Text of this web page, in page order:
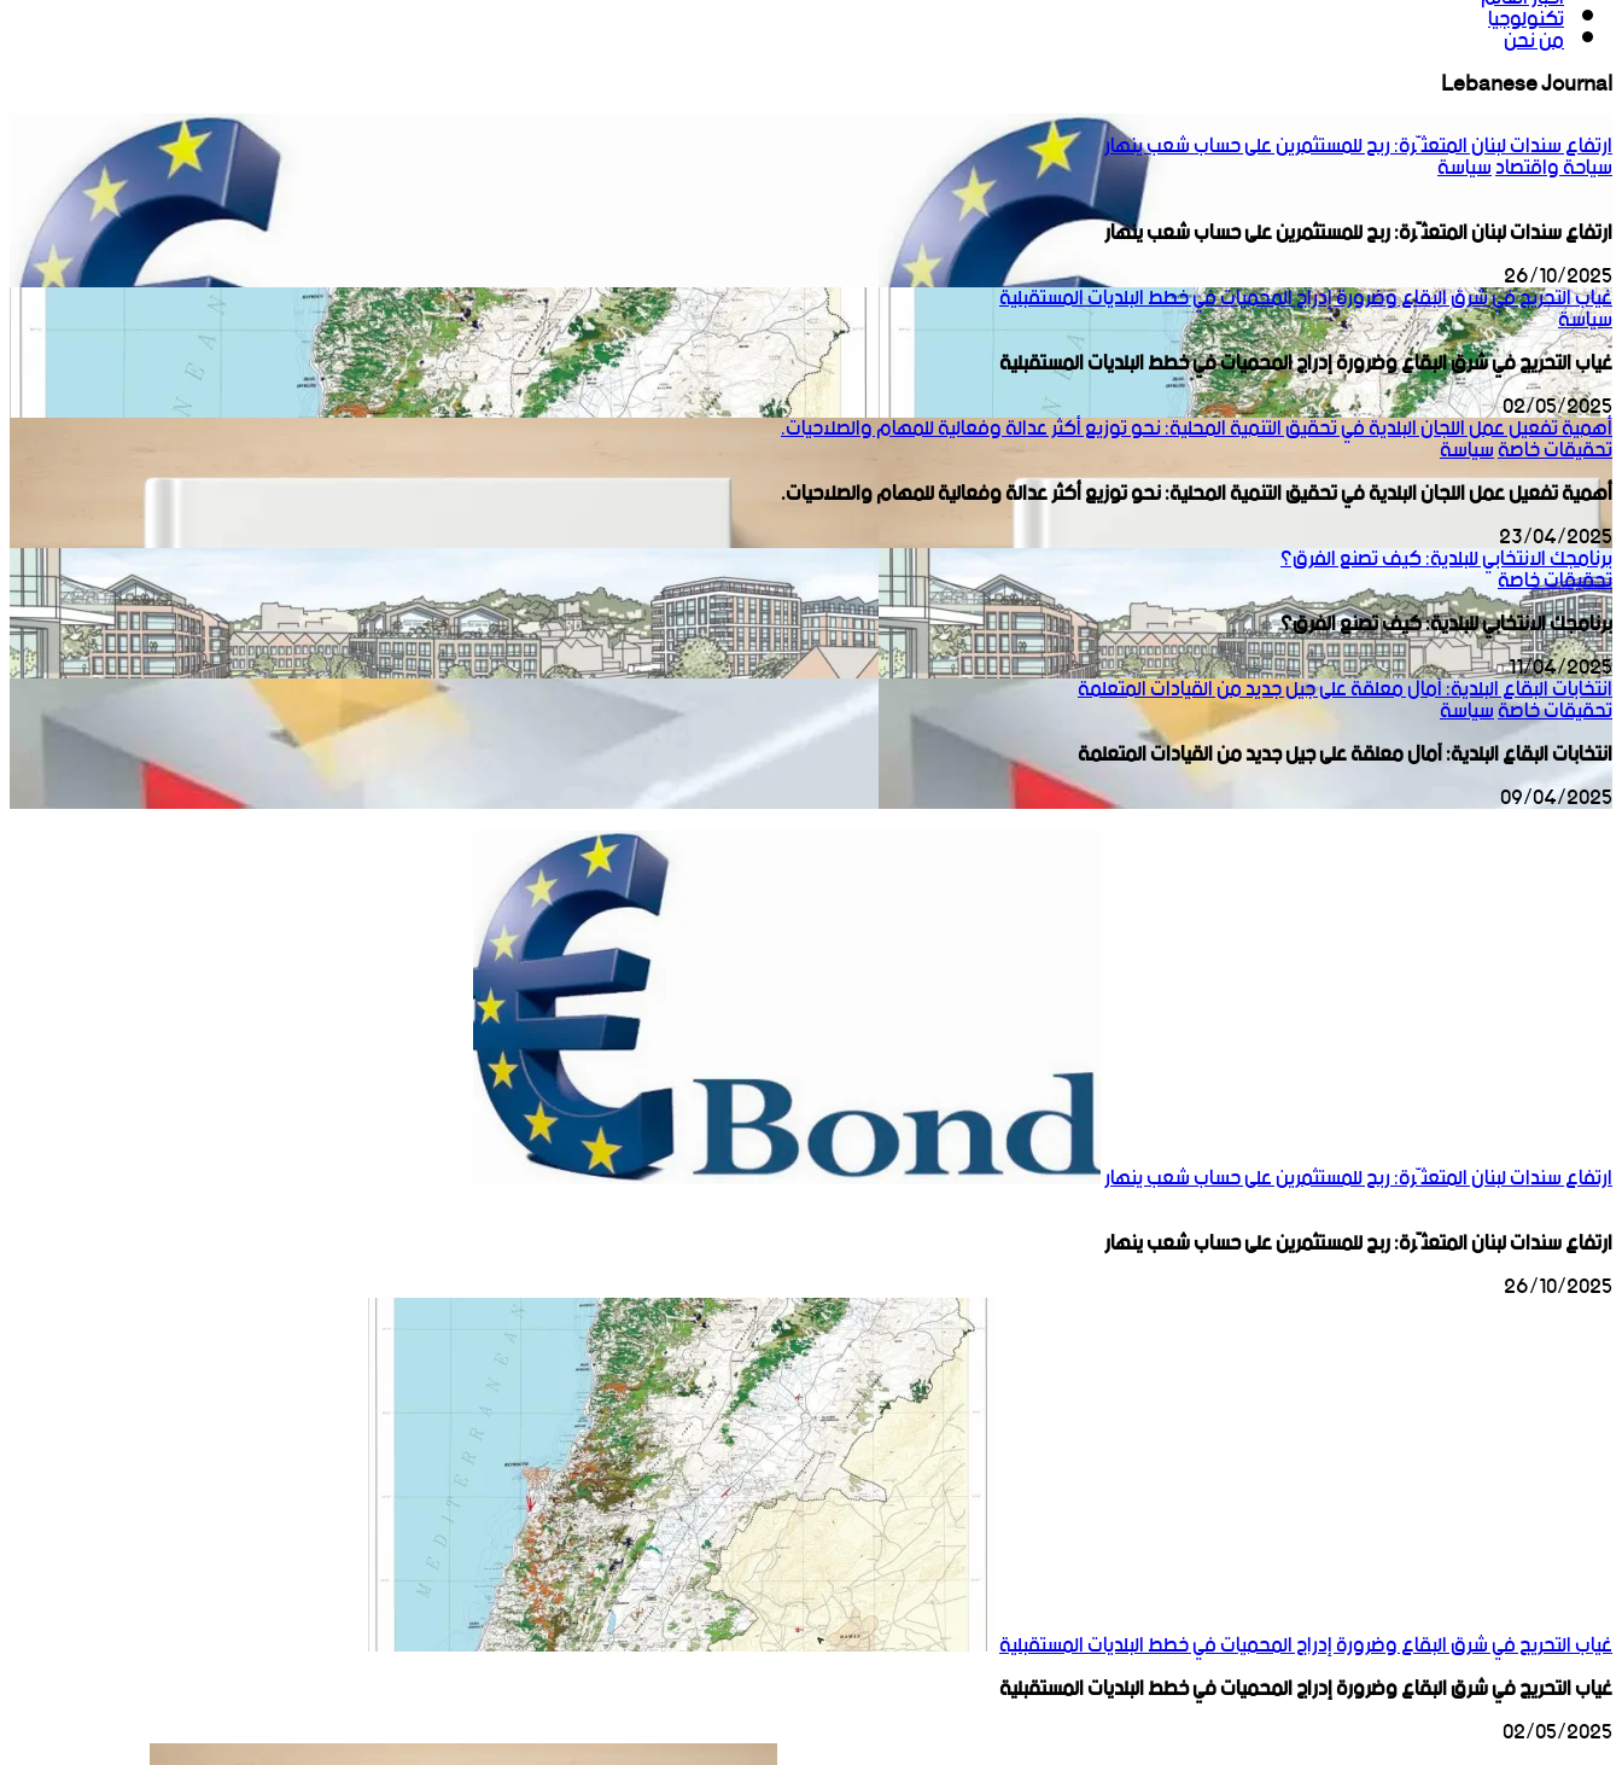
تكنولوجيا
من نحن
Lebanese Journal
ارتفاع سندات لبنان المتعثّرة: ربح للمستثمرين على حساب شعب ينهار
سياحة واقتصادسياسة
ارتفاع سندات لبنان المتعثّرة: ربح للمستثمرين على حساب شعب ينهار
26/10/2025
غياب التحريج في شرق البقاع وضرورة إدراج المحميات في خطط البلديات المستقبلية
سياسة
غياب التحريج في شرق البقاع وضرورة إدراج المحميات في خطط البلديات المستقبلية
02/05/2025
أهمية تفعيل عمل اللجان البلدية في تحقيق التنمية المحلية: نحو توزيع أكثر عدالة وفعالية للمهام والصلاحيات.
تحقيقات خاصةسياسة
أهمية تفعيل عمل اللجان البلدية في تحقيق التنمية المحلية: نحو توزيع أكثر عدالة وفعالية للمهام والصلاحيات.
23/04/2025
برنامجك الانتخابي للبلدية: كيف تصنع الفرق؟
تحقيقات خاصة
برنامجك الانتخابي للبلدية: كيف تصنع الفرق؟
11/04/2025
انتخابات البقاع البلدية: آمال معلقة على جيل جديد من القيادات المتعلمة
تحقيقات خاصةسياسة
انتخابات البقاع البلدية: آمال معلقة على جيل جديد من القيادات المتعلمة
09/04/2025
ارتفاع سندات لبنان المتعثّرة: ربح للمستثمرين على حساب شعب ينهار
ارتفاع سندات لبنان المتعثّرة: ربح للمستثمرين على حساب شعب ينهار
26/10/2025
غياب التحريج في شرق البقاع وضرورة إدراج المحميات في خطط البلديات المستقبلية
غياب التحريج في شرق البقاع وضرورة إدراج المحميات في خطط البلديات المستقبلية
02/05/2025